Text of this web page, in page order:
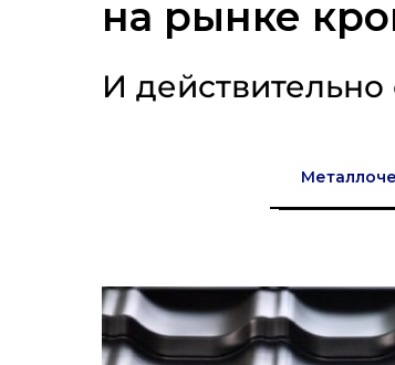
на рынке
И действительно